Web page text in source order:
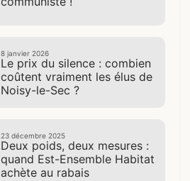
8 janvier 2026
Le prix du silence : combien
coûtent vraiment les élus de
Noisy-le-Sec ?
23 décembre 2025
Deux poids, deux mesures :
quand Est-Ensemble Habitat
achète au rabais